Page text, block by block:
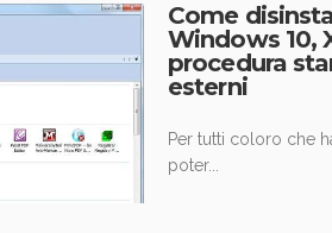
Come
Windows 10,
procedura
esterni
Per tutti coloro che
poter...